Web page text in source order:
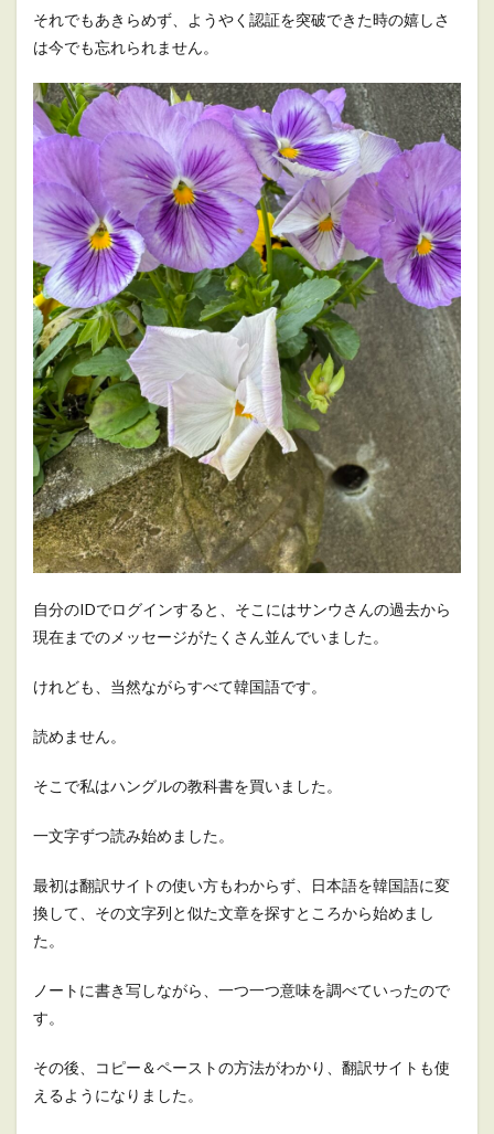
それでもあきらめず、ようやく認証を突破できた時の嬉しさ
は今でも忘れられません。
自分のIDでログインすると、そこにはサンウさんの過去から
現在までのメッセージがたくさん並んでいました。
けれども、当然ながらすべて韓国語です。
読めません。
そこで私はハングルの教科書を買いました。
一文字ずつ読み始めました。
最初は翻訳サイトの使い方もわからず、日本語を韓国語に変
換して、その文字列と似た文章を探すところから始めまし
た。
ノートに書き写しながら、一つ一つ意味を調べていったので
す。
その後、コピー＆ペーストの方法がわかり、翻訳サイトも使
えるようになりました。